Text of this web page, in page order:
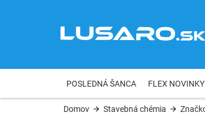
POSLEDNÁ ŠANCA FLEX
Domov Stavebná chémia